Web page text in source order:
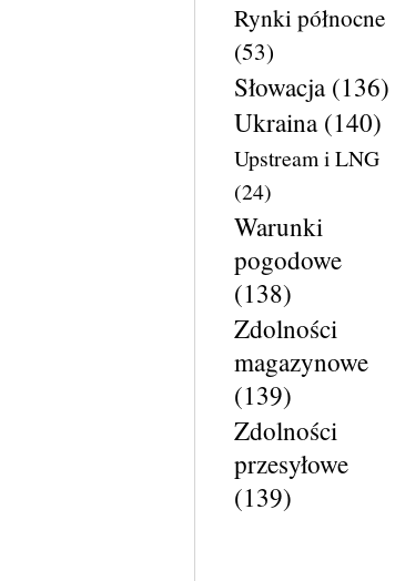
Rynki północne
(53)
Słowacja(136)
Ukraina(140)
Upstream i LNG
(24)
Warunki
pogodowe
(138)
Zdolności
magazynowe
(139)
Zdolności
przesyłowe
(139)